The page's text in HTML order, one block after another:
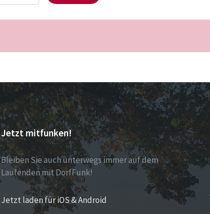
Jetzt mitfunken!
Bleiben Sie auch unterwegs immer auf dem
Laufenden mit DorfFunk!
Jetzt laden für iOS & Android